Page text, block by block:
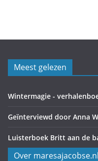
Meest gelezen
Wintermagie -
Geïnterviewd door Anna
Luisterboek Britt aan de
Over maresajacobse.nl